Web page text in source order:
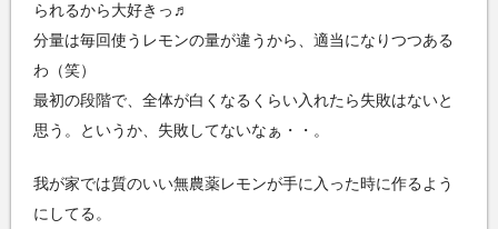
られるから大好きっ♬
分量は毎回使うレモンの量が違うから、適当になりつつある
わ（笑）
最初の段階で、全体が白くなるくらい入れたら失敗はないと
思う。というか、失敗してないなぁ・・。
我が家では質のいい無農薬レモンが手に入った時に作るよう
にしてる。